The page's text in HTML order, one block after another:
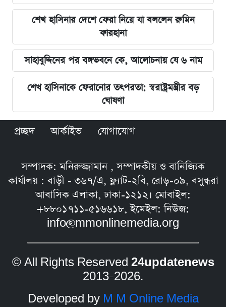
শেখ হাসিনার দেশে ফেরা নিয়ে যা বললেন রুমিন
ফারহানা
সাহাবুদ্দিনের পর বঙ্গভবনে কে, আলোচনায় যে ৬ নাম
শেখ হাসিনাকে ফেরানোর তৎপরতা: স্বরাষ্ট্রমন্ত্রীর বড়
ঘোষণা
প্রচ্ছদ আর্কাইভ যোগাযোগ
সম্পাদক: মনিরুজ্জামান , সম্পাদকীয় ও বানিজ্যিক
কার্যালয় : বাড়ী - ৩৬৭/এ, ফ্ল্যাট-২বি, রোড়-০৯, বসুন্ধরা
আবাসিক এলাকা, ঢাকা-১২১২। মোবাইল:
+৮৮০১৭১১-৫১৬৬১৮, ইমেইল: নিউজ:
info@mmonlinemedia.org
© All Rights Reserved 24updatenews
2013–2026.
Developed by M M Online Media